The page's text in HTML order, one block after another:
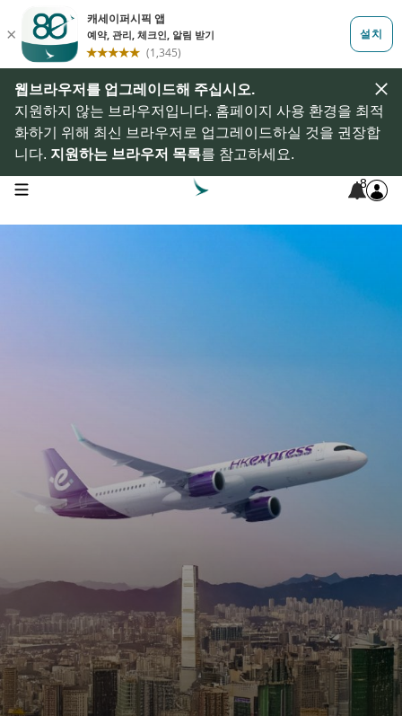
웹브라우저를 업그레이드해 주십시오.
지원하지 않는 브라우저입니다. 홈페이지 사용 환경을 최적
화하기 위해 최신 브라우저로 업그레이드하실 것을 권장합
니다. 지원하는 브라우저 목록를 참고하세요.
open navigation menu 8